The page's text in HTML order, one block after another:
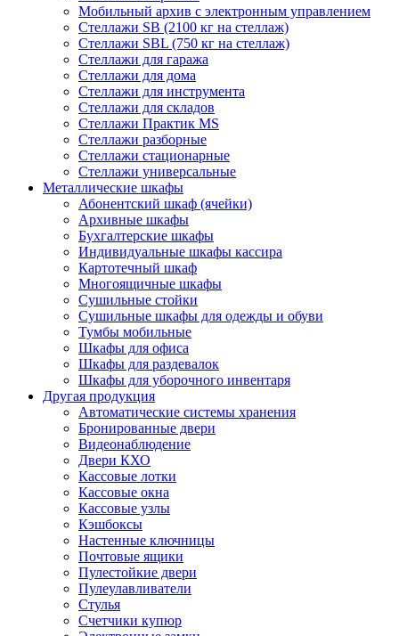
Мобильный архив с электронным управлением
Стеллажи SB (2100 кг на стеллаж)
Стеллажи SBL (750 кг на стеллаж)
Стеллажи для гаража
Стеллажи для дома
Стеллажи для инструмента
Стеллажи для складов
Стеллажи Практик MS
Стеллажи разборные
Стеллажи стационарные
Стеллажи универсальные
Металлические шкафы
Абонентский шкаф (ячейки)
Архивные шкафы
Бухгалтерские шкафы
Индивидуальные шкафы кассира
Картотечный шкаф
Многоящичные шкафы
Сушильные стойки
Сушильные шкафы для одежды и обуви
Тумбы мобильные
Шкафы для офиса
Шкафы для раздевалок
Шкафы для уборочного инвентаря
Другая продукция
Автоматические системы хранения
Бронированные двери
Видеонаблюдение
Двери КХО
Кассовые лотки
Кассовые окна
Кассовые узлы
Кэшбоксы
Настенные ключницы
Почтовые ящики
Пулестойкие двери
Пулеулавливатели
Стулья
Счетчики купюр